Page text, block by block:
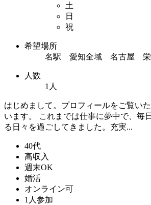
土
日
祝
希望場所
名駅 愛知全域 名古屋 栄
人数
1人
はじめまして。プロフィールをご覧い
います。 これまでは仕事に夢中で、毎
る日々を過ごしてきました。充実...
40代
高収入
週末OK
婚活
オンライン可
1人参加